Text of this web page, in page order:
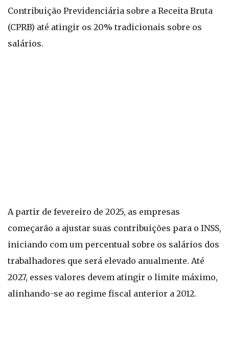
Contribuição Previdenciária sobre a Receita Bruta
(CPRB) até atingir os 20% tradicionais sobre os
salários.
A partir de fevereiro de 2025, as empresas
começarão a ajustar suas contribuições para o INSS,
iniciando com um percentual sobre os salários dos
trabalhadores que será elevado anualmente. Até
2027, esses valores devem atingir o limite máximo,
alinhando-se ao regime fiscal anterior a 2012.